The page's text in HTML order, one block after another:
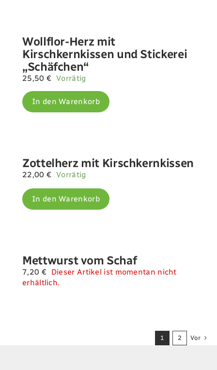
Optionen
können
Wollflor-Herz mit
Kirschkernkissen und Stickerei
„Schäfchen“
25,50 € Vorrätig
In den Warenkorb
Zottelherz mit Kirschkernkissen
22,00 € Vorrätig
In den Warenkorb
Mettwurst vom Schaf
7,20 € Dieser Artikel ist momentan nicht
erhältlich.
1 2 Vor